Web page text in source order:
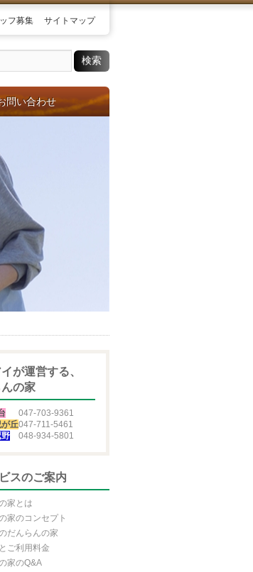
フ募集 サイトマップ
問い合わせ
イが運営する、
の家
047-703-9361
丘047-711-5461
048-934-5801
スのご案内
家とは
家のコンセプト
だんらんの家
ご利用料金
家のQ&A